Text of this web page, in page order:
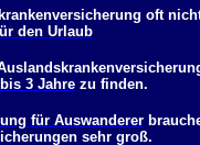
oft
den Urlaub
3 Jahrezu finden.
für Auswanderer
sehr groß.